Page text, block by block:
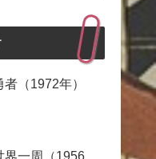
（1972年）
界一周（1956